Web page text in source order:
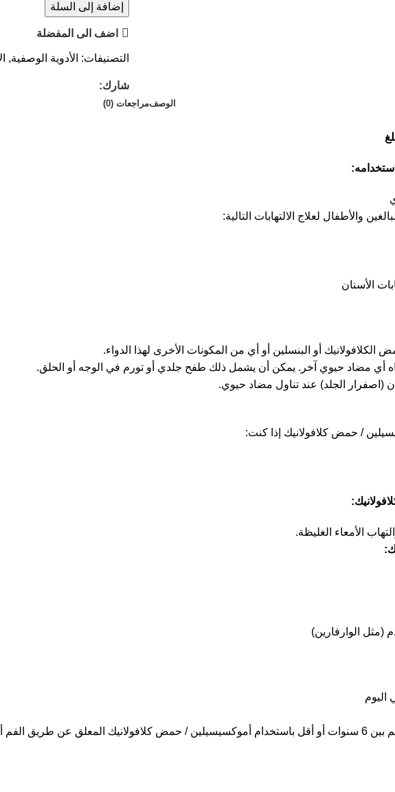
إضافة إلى السلة
اضف الى المفضلة
التصنيفات: الأدوية الوصفية,
شارك:
الوصفمراجعات (0)
والأطفال لعلاج الالتهابات التالية:
الأسنان
أو البنسلين أو أي من المكونات الأخرى لهذا الدواء.
أي مضاد حيوي آخر. يمكن أن يشمل ذلك طفح جلدي أو تورم في الوجه أو الحلق.
(اصفرار الجلد) عند تناول مضاد حيوي.
/ حمض كلافولانيك إذا كنت:
الأمعاء الغليظة.
(مثل الوارفارين)
اليوم
أو الأكياس.